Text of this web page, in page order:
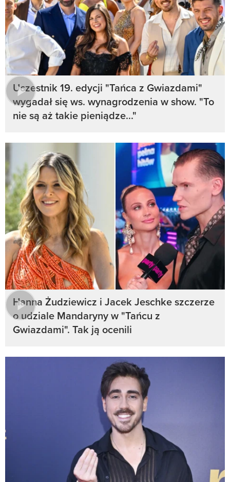
Uczestnik 19. edycji "Tańca z Gwiazdami"
wygadał się ws. wynagrodzenia w show. "To
nie są aż takie pieniądze..."
Hanna Żudziewicz i Jacek Jeschke szczerze
o udziale Mandaryny w "Tańcu z
Gwiazdami". Tak ją ocenili